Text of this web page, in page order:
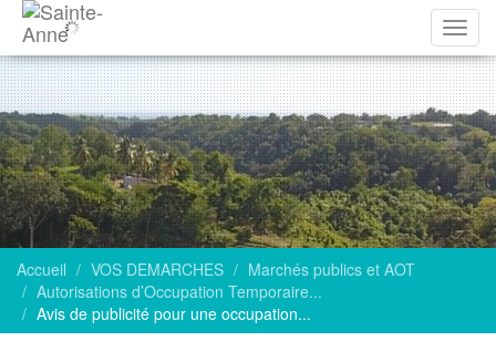
la
Accueil VOS DEMARCHES
Marchés publics et AOT
Autorisations d’Occupation Temporaire...
Avis de publicité pour une occupation...